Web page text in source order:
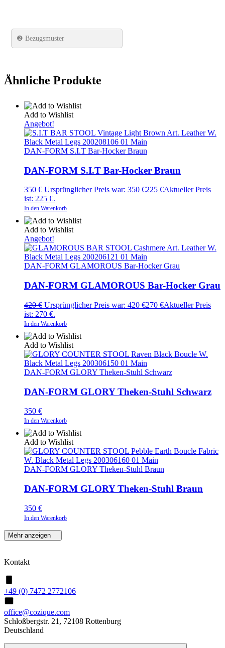
❷ Bezugsmuster
Ähnliche Produkte
Add to Wishlist
Angebot!
DAN-FORM S.I.T Bar-Hocker Braun
DAN-FORM S.I.T Bar-Hocker Braun
350€ Ursprünglicher Preis war: 350 €225 €Aktueller Preis
ist: 225 €.
In den Warenkorb
Add to Wishlist
Angebot!
DAN-FORM GLAMOROUS Bar-Hocker Grau
DAN-FORM GLAMOROUS Bar-Hocker Grau
420€ Ursprünglicher Preis war: 420 €270 €Aktueller Preis
ist: 270 €.
In den Warenkorb
Add to Wishlist
DAN-FORM GLORY Theken-Stuhl Schwarz
DAN-FORM GLORY Theken-Stuhl Schwarz
350 €
In den Warenkorb
Add to Wishlist
DAN-FORM GLORY Theken-Stuhl Braun
DAN-FORM GLORY Theken-Stuhl Braun
350 €
In den Warenkorb
Mehr anzeigen
Kontakt
+49 (0) 7472 2772106
office@cozique.com
Schloßbergstr. 21, 72108 Rottenburg
Deutschland